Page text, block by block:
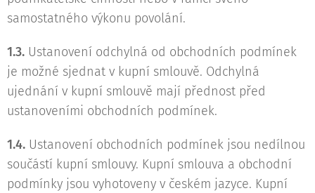
samostatného výkonu povolání.
1.3. Ustanovení odchylná od obchodních podmínek
je možné sjednat v kupní smlouvě. Odchylná
ujednání v kupní smlouvě mají přednost před
ustanoveními obchodních podmínek.
1.4. Ustanovení obchodních podmínek jsou nedílnou
součástí kupní smlouvy. Kupní smlouva a obchodní
podmínky jsou vyhotoveny v českém jazyce. Kupní